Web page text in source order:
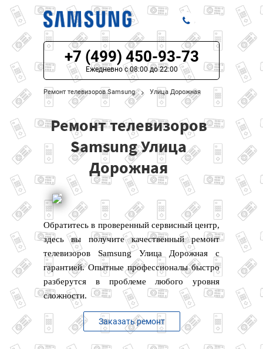
ЦЕНЫ НА РЕМОНТ
О СЕРВИСЕ
МОДЕЛИ SAMSUNG
НАШИ КОНТАКТЫ
+7 (499) 450-93-73
Ежедневно с 08:00 до 22:00
Ремонт телевизоров Samsung Улица Дорожная
Ремонт телевизоров
Samsung Улица
Дорожная
Обратитесь в проверенный сервисный центр,
здесь вы получите качественный ремонт
телевизоров Samsung Улица Дорожная с
гарантией. Опытные профессионалы быстро
разберутся в проблеме любого уровня
сложности.
Заказать ремонт